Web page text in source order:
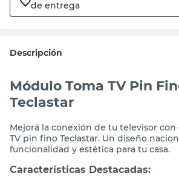
de entrega
Descripción
Módulo Toma TV Pin
Teclastar
Mejorá la conexión de tu televisor
TV pin fino Teclastar. Un diseño
funcionalidad y estética para tu casa.
Características Destacadas: